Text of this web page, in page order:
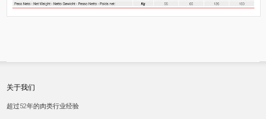
关于我们
超过52年的肉类行业经验